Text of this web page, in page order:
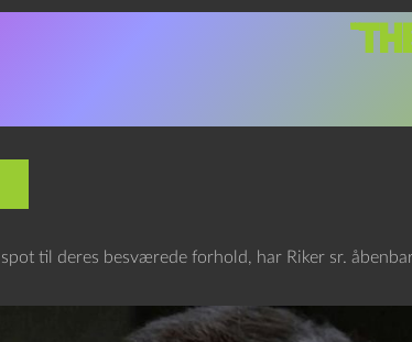
til deres besværede forhold, har Riker sr.